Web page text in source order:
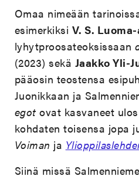
Omaa nimeään
esimerkiksi V. S.
lyhytproosateoksissaan
(2023) sekä Jaakko Yli-
pääosin teostensa
Juonikkaan ja
egot ovat kasvaneet
kohdaten toisensa jopa
Voiman ja
Siinä missä